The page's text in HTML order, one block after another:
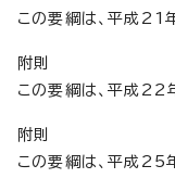
この要綱は、平成21
附則
この要綱は、平成22
附則
この要綱は、平成25